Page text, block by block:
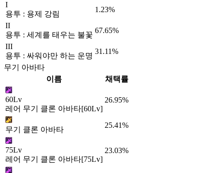
I
용투 : 용제 강림
1.23%
II
용투 : 세계를 태우는 불꽃
67.65%
III
용투 : 싸워야만 하는 운명
31.11%
무기 아바타
이름
채택률
60Lv
레어 무기 클론 아바타[60Lv]
26.95%
무기 클론 아바타
25.41%
75Lv
레어 무기 클론 아바타[75Lv]
23.03%